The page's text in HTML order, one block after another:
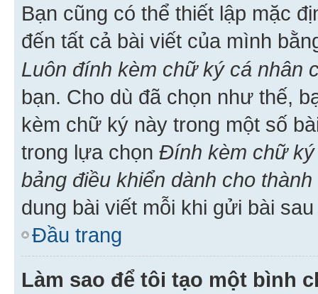
Bạn cũng có thể thiết lập mặc
đến tất cả bài viết của mình
Luôn đính kèm chữ ký cá nhân
bạn. Cho dù đã chọn như thế,
kèm chữ ký này trong một số
trong lựa chọn Đính kèm chữ
bảng điều khiển dành cho
dung bài viết mỗi khi gửi bài sau
Đầu trang
Làm sao để tôi tạo một bình